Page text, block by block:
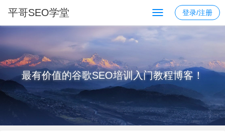
平哥SEO学堂 登录/注册
最有价值的谷歌SEO培训入门教程博客！